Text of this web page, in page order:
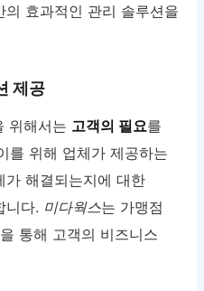
효과적인 관리 솔루션을
제공
위해서는 고객의 필요를
를 위해 업체가 제공하는
가 해결되는지에 대한
니다. 미다웍스는 가맹점
통해 고객의 비즈니스